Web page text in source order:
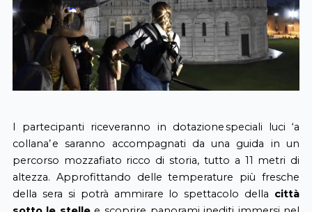
I partecipanti riceveranno in dotazione speciali luci ‘a
collana’ e saranno accompagnati da una guida in un
percorso mozzafiato ricco di storia, tutto a 11 metri di
altezza. Approfittando delle temperature più fresche
della sera si potrà ammirare lo spettacolo della città